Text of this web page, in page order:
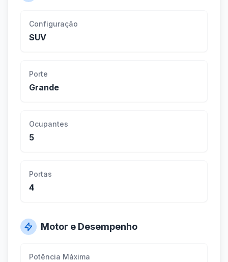
Configuração
SUV
Porte
Grande
Ocupantes
5
Portas
4
Motor e Desempenho
Potência Máxima